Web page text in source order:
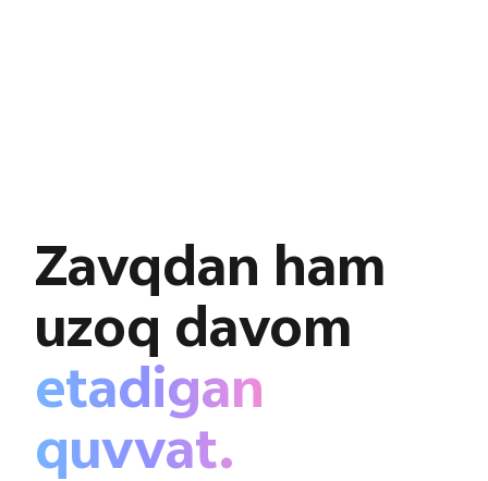
Zavqdan ham
uzoq davom
etadigan
quvvat.